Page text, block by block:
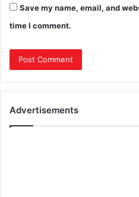
Save my name, email, and
time I comment.
Advertisements